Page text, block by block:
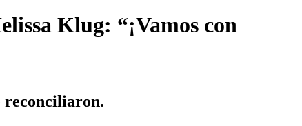
Klug: “¡Vamos con
reconciliaron.